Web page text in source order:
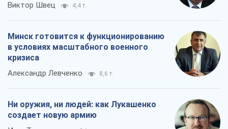
Виктор Швец 4,4 т.
Минск готовится к функционированию
в условиях масштабного военного
кризиса
Александр Левченко 8,6 т.
Ни оружия, ни людей: как Лукашенко
создает новую армию